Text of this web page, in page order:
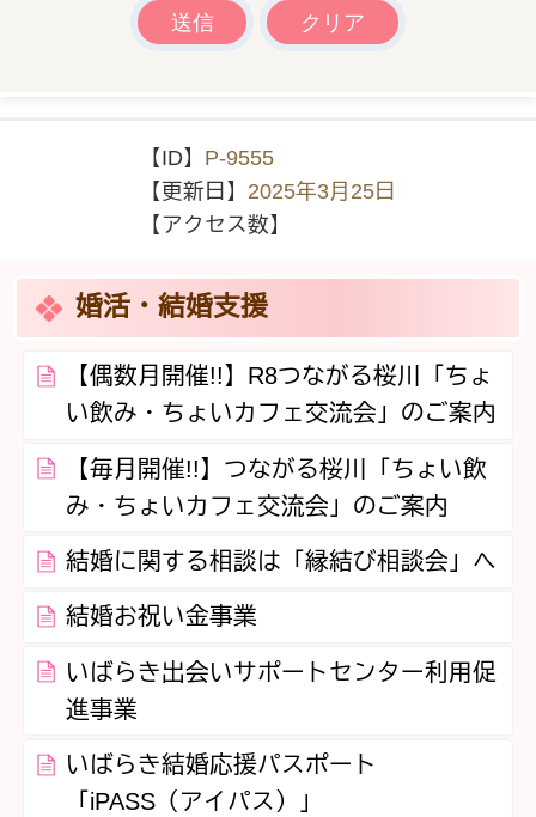
【ID】 P-9555
【更新日】 2025年3月25日
【アクセス数】
婚活・結婚支援
【偶数月開催!!】R8つながる桜川「ちょ
い飲み・ちょいカフェ交流会」のご案内
【毎月開催!!】つながる桜川「ちょい飲
み・ちょいカフェ交流会」のご案内
結婚に関する相談は「縁結び相談会」へ
結婚お祝い金事業
いばらき出会いサポートセンター利用促
進事業
いばらき結婚応援パスポート
「iPASS（アイパス）」